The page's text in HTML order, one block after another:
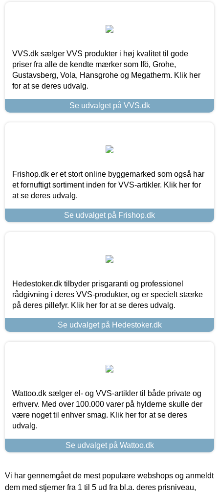
VVS.dk sælger VVS produkter i høj kvalitet til gode
priser fra alle de kendte mærker som Ifö, Grohe,
Gustavsberg, Vola, Hansgrohe og Megatherm. Klik her
for at se deres udvalg.
Se udvalget på VVS.dk
Frishop.dk er et stort online byggemarked som også har
et fornuftigt sortiment inden for VVS-artikler. Klik her for
at se deres udvalg.
Se udvalget på Frishop.dk
Hedestoker.dk tilbyder prisgaranti og professionel
rådgivning i deres VVS-produkter, og er specielt stærke
på deres pillefyr. Klik her for at se deres udvalg.
Se udvalget på Hedestoker.dk
Wattoo.dk sælger el- og VVS-artikler til både private og
erhverv. Med over 100.000 varer på hylderne skulle der
være noget til enhver smag. Klik her for at se deres
udvalg.
Se udvalget på Wattoo.dk
Vi har gennemgået de mest populære webshops og anmeldt
dem med stjerner fra 1 til 5 ud fra bl.a. deres prisniveau,